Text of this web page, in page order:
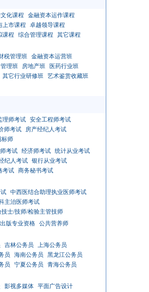
化课程
金融资本运作课程
上市课程
卓越领导课程
课程 综合管理课程
其它课程
税管理班 金融资本运营班
理班 房地产班
医药行业班
其它行业研修班 艺术鉴赏收藏班
理师考试 安全工程师考试
师考试
房产经纪人考试
标师
考试 经济师考试 统计从业考试
纪人考试 银行从业考试
考试 商务秘书考试
中西医结合助理执业医师考试
主治医师考试
技士/技师/检验主管技师
出版专业资格 公共营养师
吉林公务员
上海公务员
员 海南公务员
黑龙江公务员
员 宁夏公务员
青海公务员
影视多媒体 平面广告设计